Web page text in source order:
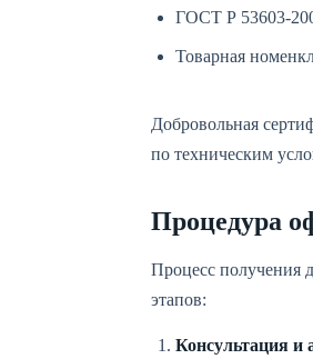
ГОСТ Р 53603-
Товарная
Добровольная
по техническим
Процедура
Процесс получения
этапов:
Консультация и